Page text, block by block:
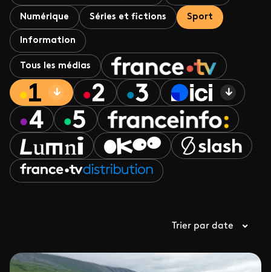
Numérique Séries et fictions Sport
Information
Tous les médias
Trier par date